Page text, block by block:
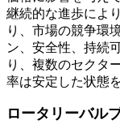
継続的な進歩によ
り、市場の競争環
ン、安全性、持続
り、複数のセクタ
率は安定した状態
ロータリーバル